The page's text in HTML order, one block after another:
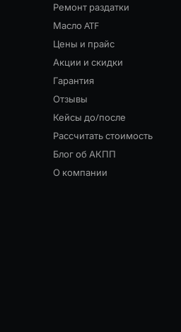
Ремонт раздатки
Масло ATF
Цены и прайс
Акции и скидки
Гарантия
Отзывы
Кейсы до/после
Рассчитать стоимость
Блог об АКПП
О компании